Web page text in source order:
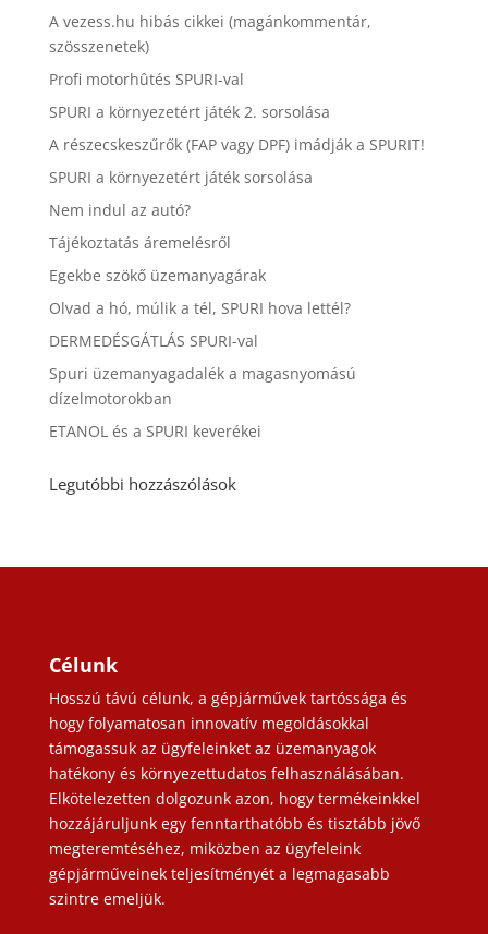
A vezess.hu hibás cikkei (magánkommentár,
szösszenetek)
Profi motorhûtés SPURI-val
SPURI a környezetért játék 2. sorsolása
A részecskeszűrők (FAP vagy DPF) imádják a SPURIT!
SPURI a környezetért játék sorsolása
Nem indul az autó?
Tájékoztatás áremelésről
Egekbe szökő üzemanyagárak
Olvad a hó, múlik a tél, SPURI hova lettél?
DERMEDÉSGÁTLÁS SPURI-val
Spuri üzemanyagadalék a magasnyomású
dízelmotorokban
ETANOL és a SPURI keverékei
Legutóbbi hozzászólások
Célunk
Hosszú távú célunk, a gépjárművek tartóssága és
hogy folyamatosan innovatív megoldásokkal
támogassuk az ügyfeleinket az üzemanyagok
hatékony és környezettudatos felhasználásában.
Elkötelezetten dolgozunk azon, hogy termékeinkkel
hozzájáruljunk egy fenntarthatóbb és tisztább jövő
megteremtéséhez, miközben az ügyfeleink
gépjárműveinek teljesítményét a legmagasabb
szintre emeljük.